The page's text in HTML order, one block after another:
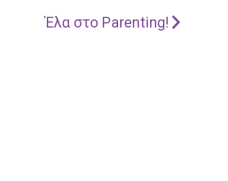
Έλα στο Parenting!